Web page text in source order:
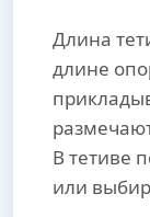
Длина
длине
В тетиве
или